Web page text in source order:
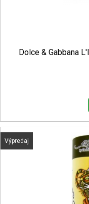
Dolce & Gabbana
Výpredaj